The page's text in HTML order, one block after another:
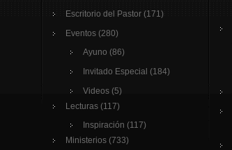
Escritorio del Pastor (171)
Eventos (280)
Ayuno (86)
Invitado Especial (184)
Videos (5)
Lecturas (117)
Inspiración (117)
Ministerios (733)